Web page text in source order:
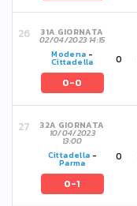
31A GIORNATA
02/04/2023 14:15
Modena -
Cittadella
0-0
0
32A GIORNATA
10/04/2023
13:00
Cittadella -
Parma
0-1
0